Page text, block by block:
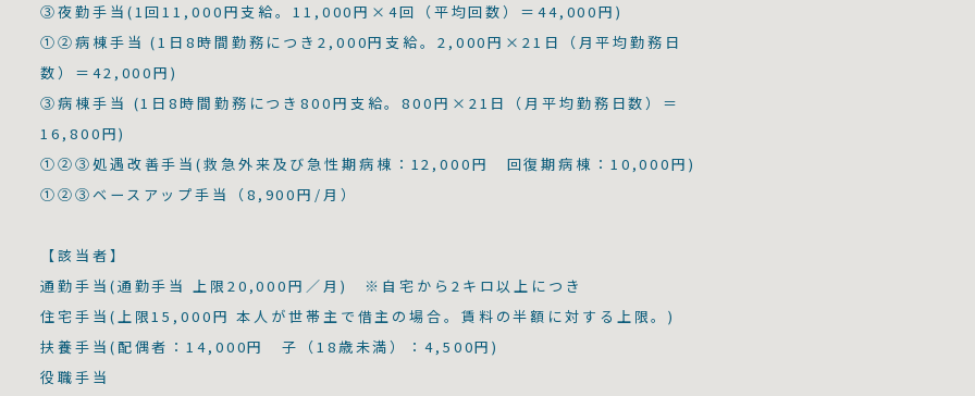
③夜勤手当(1回11,000円支給。11,000円×4回（平均回数）＝44,000円)
①②病棟手当 (1日8時間勤務につき2,000円支給。2,000円×21日（月平均勤務日
数）＝42,000円)
③病棟手当 (1日8時間勤務につき800円支給。800円×21日（月平均勤務日数）＝
16,800円)
①②③処遇改善手当(救急外来及び急性期病棟：12,000円 回復期病棟：10,000円)
①②③ベースアップ手当（8,900円/月）
【該当者】
通勤手当(通勤手当 上限20,000円／月) ※自宅から2キロ以上につき
住宅手当(上限15,000円 本人が世帯主で借主の場合。賃料の半額に対する上限。)
扶養手当(配偶者：14,000円 子（18歳未満）：4,500円)
役職手当